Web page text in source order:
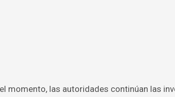
momento, las autoridades continúan las